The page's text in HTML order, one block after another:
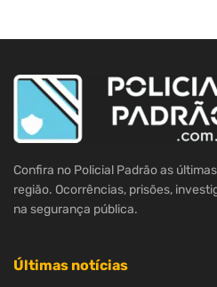
Confira no Policial Padrão as
região. Ocorrências, prisões,
na segurança pública.
Últimas notícias